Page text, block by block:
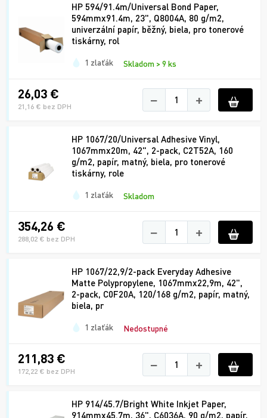
HP 594/91.4m/Universal Bond Paper,
594mmx91.4m, 23", Q8004A, 80 g/m2,
univerzální papír, běžný, biela, pro tonerové
tiskárny, rol
1 zlaťák Skladom > 9 ks
26,03 €
21,16 € bez DPH − +
HP 1067/20/Universal Adhesive Vinyl,
1067mmx20m, 42", 2-pack, C2T52A, 160
g/m2, papír, matný, biela, pro tonerové
tiskárny, role
1 zlaťák Skladom
354,26 €
288,02 € bez DPH − +
HP 1067/22,9/2-pack Everyday Adhesive
Matte Polypropylene, 1067mmx22,9m, 42",
2-pack, C0F20A, 120/168 g/m2, papír, matný,
biela, pr
1 zlaťák Nedostupné
211,83 €
172,22 € bez DPH − +
HP 914/45.7/Bright White Inkjet Paper,
914mmx45.7m, 36", C6036A, 90 g/m2, papír,